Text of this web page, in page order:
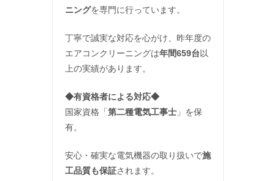
ニングを専門に行っています。
丁寧で誠実な対応を心がけ、昨年度の
エアコンクリーニングは年間659台以
上の実績があります。
◆有資格者による対応◆
国家資格「第二種電気工事士 」を保
有。
安心・確実な電気機器の取り扱いで施
工品質も保証されます。